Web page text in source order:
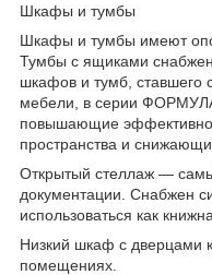
Шкафы и тумбы
Шкафы и тумбы имеют
Тумбы с ящиками
шкафов и тумб, ставшего
мебели, в серии
повышающие
пространства и
Открытый стеллаж —
документации. Снабжен
использоваться как
Низкий шкаф с дверцами
помещениях.